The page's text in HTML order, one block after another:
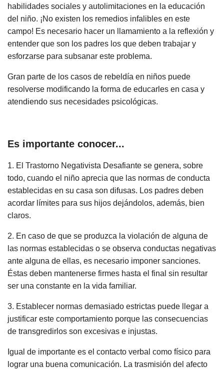
habilidades sociales y autolimitaciones en la educación
del niño. ¡No existen los remedios infalibles en este
campo! Es necesario hacer un llamamiento a la reflexión y
entender que son los padres los que deben trabajar y
esforzarse para subsanar este problema.
Gran parte de los casos de rebeldía en niños puede
resolverse modificando la forma de educarles en casa y
atendiendo sus necesidades psicológicas.
Es importante conocer...
1. El Trastorno Negativista Desafiante se genera, sobre
todo, cuando el niño aprecia que las normas de conducta
establecidas en su casa son difusas. Los padres deben
acordar límites para sus hijos dejándolos, además, bien
claros.
2. En caso de que se produzca la violación de alguna de
las normas establecidas o se observa conductas negativas
ante alguna de ellas, es necesario imponer sanciones.
Éstas deben mantenerse firmes hasta el final sin resultar
ser una constante en la vida familiar.
3. Establecer normas demasiado estrictas puede llegar a
justificar este comportamiento porque las consecuencias
de transgredirlos son excesivas e injustas.
Igual de importante es el contacto verbal como físico para
lograr una buena comunicación. La trasmisión del afecto